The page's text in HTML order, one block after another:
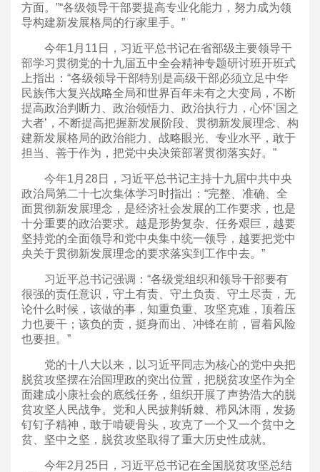
方面。”“各级领导干部要提高专业化能力，努力成为领
导构建新发展格局的行家里手。”
今年1月11日，习近平总书记在省部级主要领导干
部学习贯彻党的十九届五中全会精神专题研讨班开班式
上指出：“各级领导干部特别是高级干部必须立足中华
民族伟大复兴战略全局和世界百年未有之大变局，不断
提高政治判断力、政治领悟力、政治执行力，心怀‘国之
大者’，不断提高把握新发展阶段、贯彻新发展理念、构
建新发展格局的政治能力、战略眼光、专业水平，敢于
担当、善于作为，把党中央决策部署贯彻落实好。”
今年1月28日，习近平总书记主持十九届中共中央
政治局第二十七次集体学习时指出：“完整、准确、全
面贯彻新发展理念，是经济社会发展的工作要求，也是
十分重要的政治要求。越是形势复杂、任务艰巨，越要
坚持党的全面领导和党中央集中统一领导，越要把党中
央关于贯彻新发展理念的要求落实到工作中去。”
习近平总书记强调：“各级党组织和领导干部要有
很强的责任意识，守土有责、守土负责、守土尽责，无
论什么时候，该做的事，知重负重、攻坚克难，顶着压
力也要干；该负的责，挺身而出、冲锋在前，冒着风险
也要担。”
党的十八大以来，以习近平同志为核心的党中央把
脱贫攻坚摆在治国理政的突出位置，把脱贫攻坚作为全
面建成小康社会的底线任务，组织开展了声势浩大的脱
贫攻坚人民战争。党和人民披荆斩棘、栉风沐雨，发扬
钉钉子精神，敢于啃硬骨头，攻克了一个又一个贫中之
贫、坚中之坚，脱贫攻坚取得了重大历史性成就。
今年2月25日，习近平总书记在全国脱贫攻坚总结